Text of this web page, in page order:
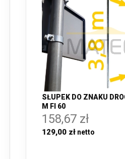
SŁUPEK DO ZNAKU
M FI 60
158,67 zł
129,00 zł